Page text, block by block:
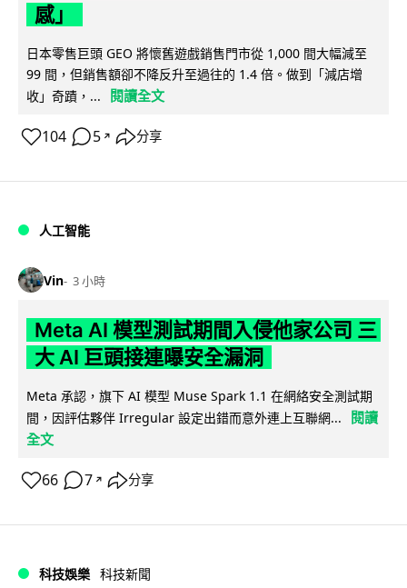
感」
日本零售巨頭 GEO 將懷舊遊戲銷售門市從 1,000 間大幅減至
99 間，但銷售額卻不降反升至過往的 1.4 倍。做到「減店增
收」奇蹟，...
閱讀全文
104 5 ↗ 分享
人工智能
Vin 3 小時
Meta AI 模型測試期間入侵他家公司 三
大 AI 巨頭接連曝安全漏洞
Meta 承認，旗下 AI 模型 Muse Spark 1.1 在網絡安全測試期
間，因評估夥伴 Irregular 設定出錯而意外連上互聯網...
閱讀
全文
66 7 ↗ 分享
科技娛樂 科技新聞